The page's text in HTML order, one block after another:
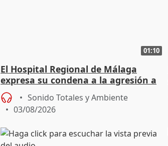
01:10
El Hospital Regional de Málaga
expresa su condena a la agresión a
dos enfermeras de Urgencias
Sonido Totales y Ambiente
03/08/2026